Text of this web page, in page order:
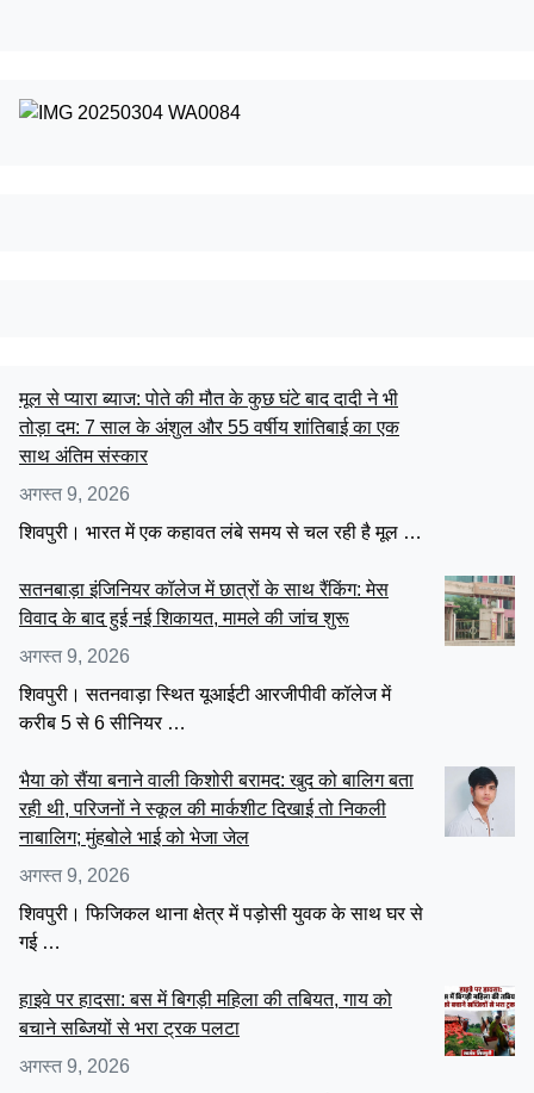
मूल से प्यारा ब्याज: पोते की मौत के कुछ घंटे बाद दादी ने भी
तोड़ा दम: 7 साल के अंशुल और 55 वर्षीय शांतिबाई का एक
साथ अंतिम संस्कार
अगस्त 9, 2026
शिवपुरी। भारत में एक कहावत लंबे समय से चल रही है मूल …
सतनबाड़ा इंजिनियर कॉलेज में छात्रों के साथ रैंकिंग: मेस
विवाद के बाद हुई नई शिकायत, मामले की जांच शुरू
अगस्त 9, 2026
शिवपुरी। सतनवाड़ा स्थित यूआईटी आरजीपीवी कॉलेज में
करीब 5 से 6 सीनियर …
भैया को सैंया बनाने वाली किशोरी बरामद: खुद को बालिग बता
रही थी, परिजनों ने स्कूल की मार्कशीट दिखाई तो निकली
नाबालिग; मुंहबोले भाई को भेजा जेल
अगस्त 9, 2026
शिवपुरी। फिजिकल थाना क्षेत्र में पड़ोसी युवक के साथ घर से
गई …
हाइवे पर हादसा: बस में बिगड़ी महिला की तबियत, गाय को
बचाने सब्जियों से भरा ट्रक पलटा
अगस्त 9, 2026